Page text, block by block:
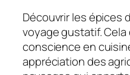
Découvrir les épices
voyage gustatif.
conscience en
appréciation des